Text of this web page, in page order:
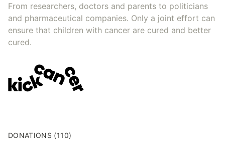
From researchers, doctors and parents to politicians
and pharmaceutical companies. Only a joint effort can
ensure that children with cancer are cured and better
cured.
DONATIONS (110)